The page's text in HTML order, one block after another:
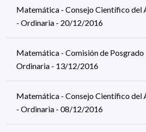
Matemática - Consejo Científico del
- Ordinaria - 20/12/2016
Matemática - Comisión de Posgrado
Ordinaria - 13/12/2016
Matemática - Consejo Científico del
- Ordinaria - 08/12/2016